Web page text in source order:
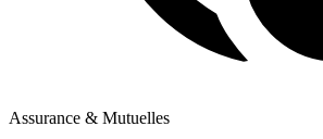
Assurance & Mutuelles